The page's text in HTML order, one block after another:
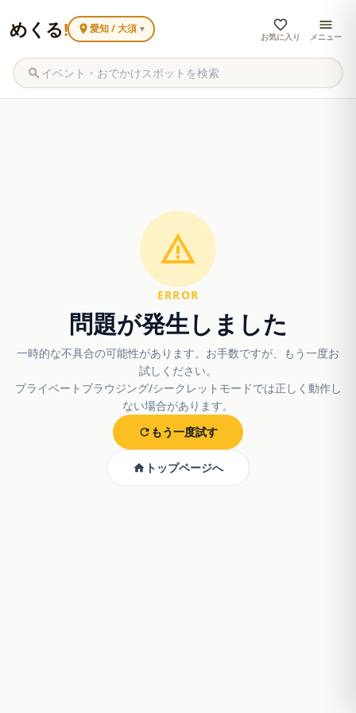
めくる! 愛知 / 大須 ▼
お気に入り メニュー
ERROR
問題が発生しました
一時的な不具合の可能性があります。お手数ですが、もう一度お
試しください。
プライベートブラウジング/シークレットモードでは正しく動作し
ない場合があります。
もう一度試す
トップページへ